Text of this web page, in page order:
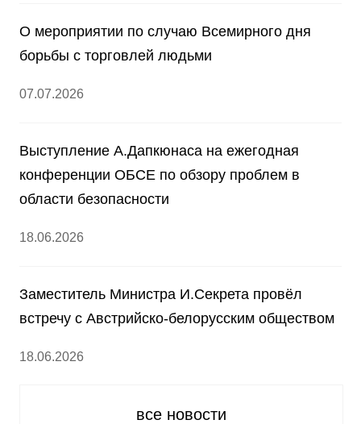
О мероприятии по случаю Всемирного дня
борьбы с торговлей людьми
07.07.2026
Выступление А.Дапкюнаса на ежегодная
конференции ОБСЕ по обзору проблем в
области безопасности
18.06.2026
Заместитель Министра И.Секрета провёл
встречу с Австрийско-белорусским обществом
18.06.2026
все новости